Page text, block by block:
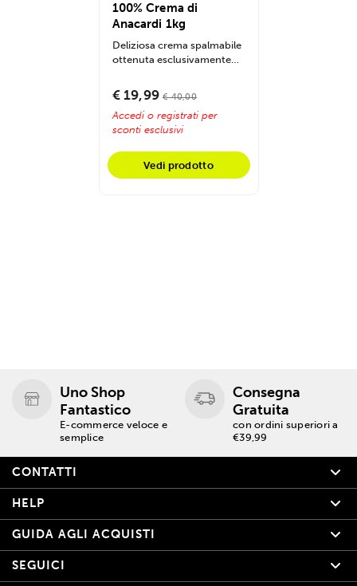
100% Crema di
Anacardi 1kg
Deliziosa crema spalmabile
ottenuta esclusivamente
priva...
€ 19,99 € 40,00
Accedi o registrati per
sconti esclusivi
Vedi prodotto
Uno Shop
Fantastico
E-commerce veloce e
semplice
Consegna
Gratuita
con ordini superiori a
€39,99
CONTATTI
HELP
GUIDA AGLI ACQUISTI
SEGUICI